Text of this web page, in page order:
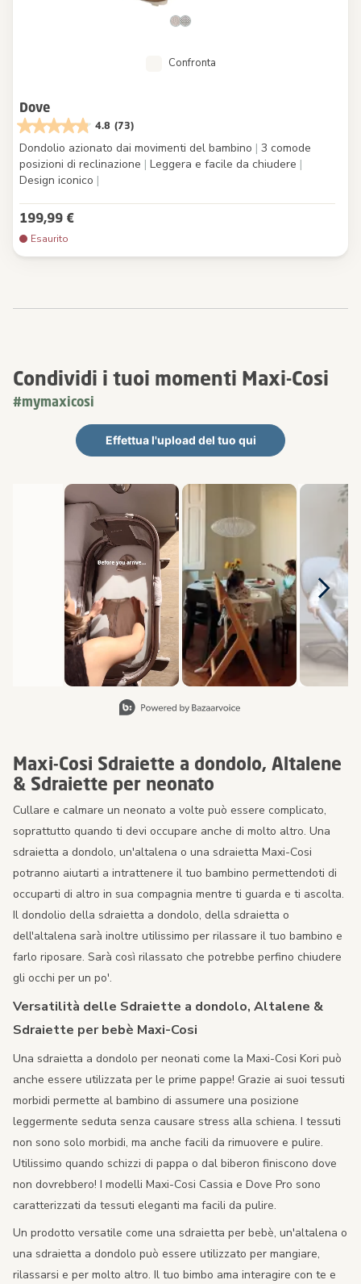
Confronta
Dove
4.8 (73)
Dondolio azionato dai movimenti del bambino | 3 comode
posizioni di reclinazione | Leggera e facile da chiudere |
Design iconico |
199,99 €
Esaurito
Condividi i tuoi momenti Maxi-Cosi
#mymaxicosi
Effettua l'upload del tuo qui
Carosello multimediale
Carosello con le foto dei prodotti. Usa i pulsanti previous
Maxi-Cosi Sdraiette a dondolo, Altalene
& Sdraiette per neonato
Cullare e calmare un neonato a volte può essere complicato,
soprattutto quando ti devi occupare anche di molto altro. Una
sdraietta a dondolo, un'altalena o una sdraietta Maxi-Cosi
potranno aiutarti a intrattenere il tuo bambino permettendoti di
occuparti di altro in sua compagnia mentre ti guarda e ti ascolta.
Il dondolio della sdraietta a dondolo, della sdraietta o
dell'altalena sarà inoltre utilissimo per rilassare il tuo bambino e
farlo riposare. Sarà così rilassato che potrebbe perfino chiudere
gli occhi per un po'.
Versatilità delle Sdraiette a dondolo, Altalene &
Sdraiette per bebè Maxi-Cosi
Una sdraietta a dondolo per neonati come la Maxi-Cosi Kori può
anche essere utilizzata per le prime pappe! Grazie ai suoi tessuti
morbidi permette al bambino di assumere una posizione
leggermente seduta senza causare stress alla schiena. I tessuti
non sono solo morbidi, ma anche facili da rimuovere e pulire.
Utilissimo quando schizzi di pappa o dal biberon finiscono dove
non dovrebbero! I modelli Maxi-Cosi Cassia e Dove Pro sono
caratterizzati da tessuti eleganti ma facili da pulire.
Un prodotto versatile come una sdraietta per bebè, un'altalena o
una sdraietta a dondolo può essere utilizzato per mangiare,
rilassarsi e per molto altro. Il tuo bimbo ama interagire con te e